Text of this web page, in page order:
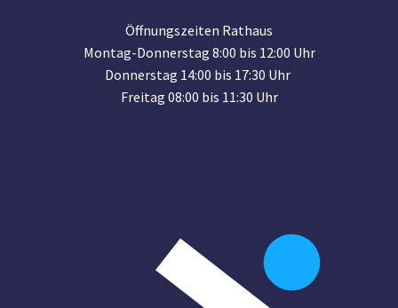
Öffnungszeiten Rathaus
Montag-Donnerstag 8:00 bis 12:00 Uhr
Donnerstag 14:00 bis 17:30 Uhr
Freitag 08:00 bis 11:30 Uhr